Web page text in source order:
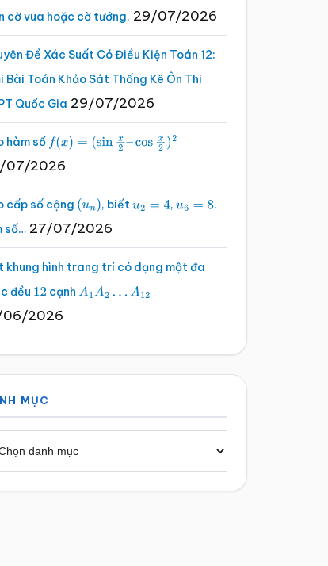
cờ vua hoặc cờ tướng. 29/07/2026
Đề Xác Suất Có Điều Kiện Toán 12:
Bài Toán Khảo Sát Thống Kê Ôn Thi
Quốc Gia 29/07/2026
hàm số f(x)=(sinx2 –cosx2 )2
07/2026
cấp số cộng (un), biếtu2 =4 , u6 =8
.
số… 27/07/2026
khung hình trang trí có dạng một đa
đều 12 cạnh A1A2…A 12
06/2026
MỤC